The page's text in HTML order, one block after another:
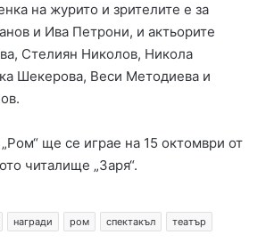
на журито и зрителите е за
и Ива Петрони, и актьорите
Стелиян Николов, Никола
Шекерова, Веси Методиева и
ще се играе на 15 октомври от
читалище „Заря“.
награди ром спектакъл
театър